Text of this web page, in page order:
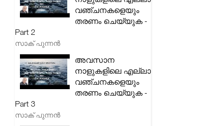
വഞ്ചനകളെയും
തരണം ചെയ്യുക -
Part 2
സാക് പുന്നൻ
അവസാന
നാളുകളിലെ എല്ലാ
വഞ്ചനകളെയും
തരണം ചെയ്യുക -
Part 3
സാക് പുന്നൻ